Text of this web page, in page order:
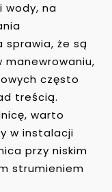
wody, na
sprawia, że są
manewrowaniu,
często
treścią.
warto
w instalacji
przy niskim
strumieniem